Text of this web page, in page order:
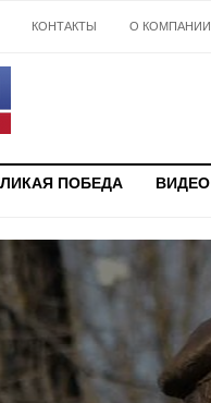
КОНТАКТЫ О КОМПАНИИ
ПОБЕДА ВИДЕО